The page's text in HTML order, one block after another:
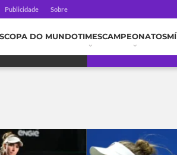
Publicidade Sobre
COPA DO MUNDOTIMESCAMPEONATOS